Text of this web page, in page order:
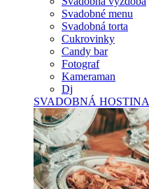
Svadobné menu
Svadobná torta
Cukrovinky
Candy bar
Fotograf
Kameraman
Dj
SVADOBNÁ HOSTINA